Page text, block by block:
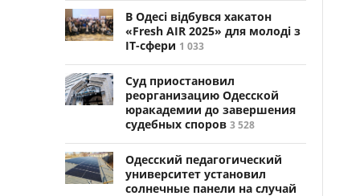
В Одесі відбувся хакатон
«Fresh AIR 2025» для молоді з
ІТ-сфери 1 033
Суд приостановил
реорганизацию Одесской
юракадемии до завершения
судебных споров 3 528
Одесский педагогический
университет установил
солнечные панели на случай